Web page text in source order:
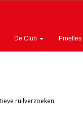
De Club Proefles
ruilverzoeken.